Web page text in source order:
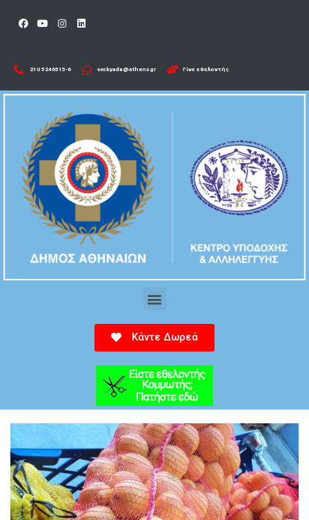
210 5246515-6​ seckyada@athens.gr Γίνε εθελοντής
Κάντε Δωρεά